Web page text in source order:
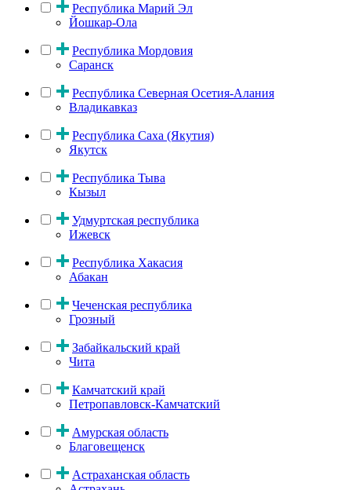
Республика Марий Эл
Йошкар-Ола
Республика Мордовия
Саранск
Республика Северная Осетия-Алания
Владикавказ
Республика Саха (Якутия)
Якутск
Республика Тыва
Кызыл
Удмуртская республика
Ижевск
Республика Хакасия
Абакан
Чеченская республика
Грозный
Забайкальский край
Чита
Камчатский край
Петропавловск-Камчатский
Амурская область
Благовещенск
Астраханская область